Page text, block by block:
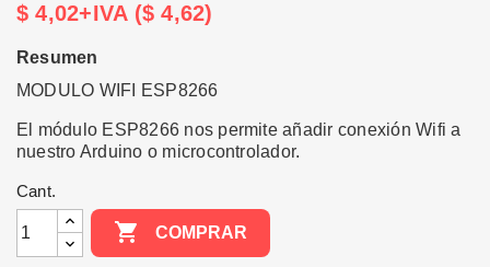
$ 4,02+IVA ($ 4,62)
Resumen
MODULO WIFI ESP8266
El módulo ESP8266 nos permite añadir conexión Wifi a
nuestro Arduino o microcontrolador.
Cant.
 COMPRAR